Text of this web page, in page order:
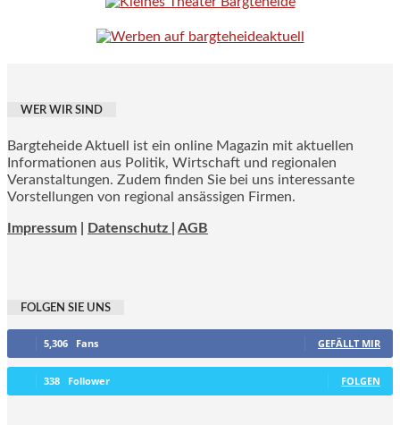
WER WIR SIND
Bargteheide Aktuell ist ein online Magazin mit aktuellen
Informationen aus Politik, Wirtschaft und regionalen
Veranstaltungen. Zudem finden Sie bei uns interessante
Vorstellungen von regional ansässigen Firmen.
Impressum Datenschutz | AGB
FOLGEN SIE UNS
5,306 Fans GEFÄLLT MIR
338 Follower FOLGEN